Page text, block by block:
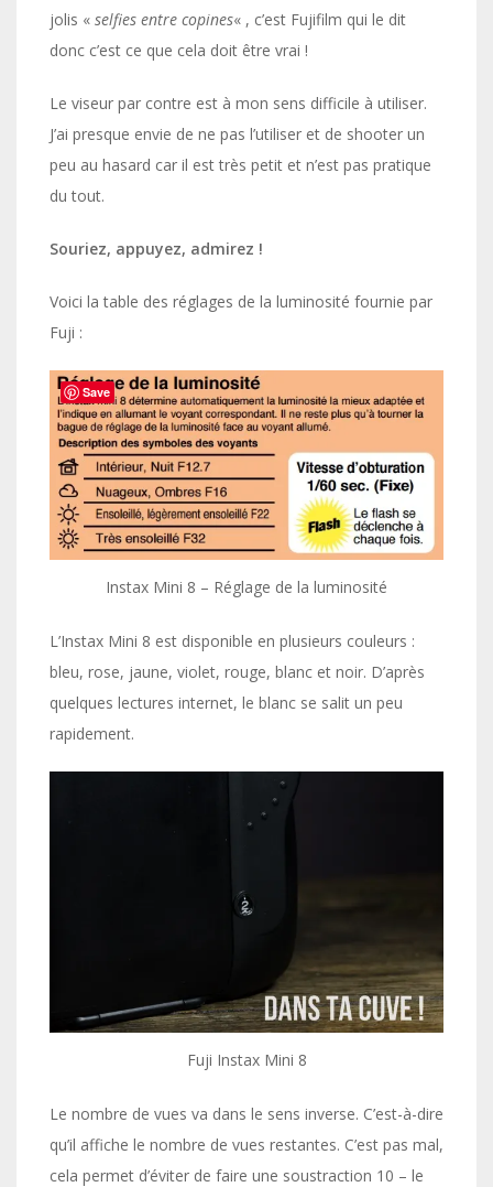
jolis « selfies entre copines« , c’est Fujifilm qui le dit
donc c’est ce que cela doit être vrai !
Le viseur par contre est à mon sens difficile à utiliser.
J’ai presque envie de ne pas l’utiliser et de shooter un
peu au hasard car il est très petit et n’est pas pratique
du tout.
Souriez, appuyez, admirez !
Voici la table des réglages de la luminosité fournie par
Fuji :
Instax Mini 8 – Réglage de la luminosité
L’Instax Mini 8 est disponible en plusieurs couleurs :
bleu, rose, jaune, violet, rouge, blanc et noir. D’après
quelques lectures internet, le blanc se salit un peu
rapidement.
Fuji Instax Mini 8
Le nombre de vues va dans le sens inverse. C’est-à-dire
qu’il affiche le nombre de vues restantes. C’est pas mal,
cela permet d’éviter de faire une soustraction 10 – le
Save